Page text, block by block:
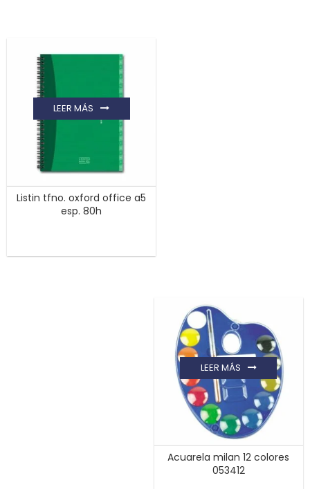
Listin tfno. oxford office a5
esp. 80h
LEER MÁS
Acuarela milan 12 colores
053412
LEER MÁS